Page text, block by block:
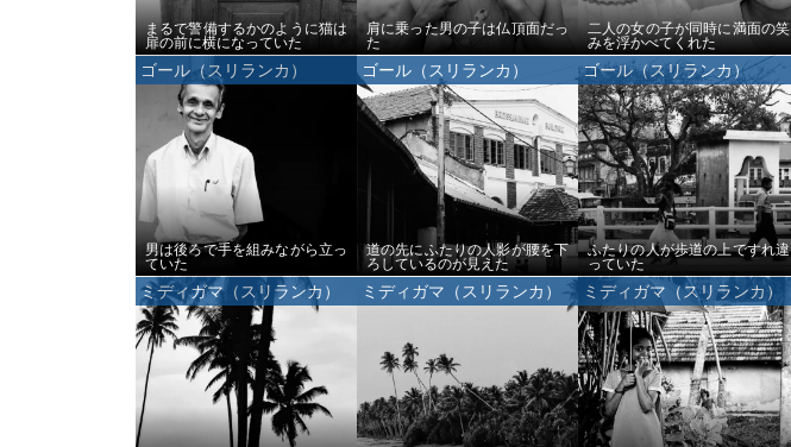
まるで警備するかのように猫は
扉の前に横になっていた
肩に乗った男の子は仏頂面だっ
た
二人の女の子が同時に満面の笑
みを浮かべてくれた
ゴール（スリランカ）
男は後ろで手を組みながら立っ
ていた
ゴール（スリランカ）
道の先にふたりの人影が腰を下
ろしているのが見えた
ゴール（スリランカ）
ふたりの人が歩道の上ですれ違
っていた
ミディガマ（スリランカ） ミディガマ（スリランカ） ミディガマ（スリランカ）